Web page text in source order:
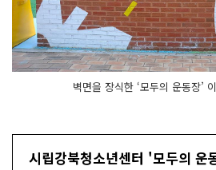
벽면을 장식한 ‘모두의 운동장’
시립강북청소년센터 '모두의 운